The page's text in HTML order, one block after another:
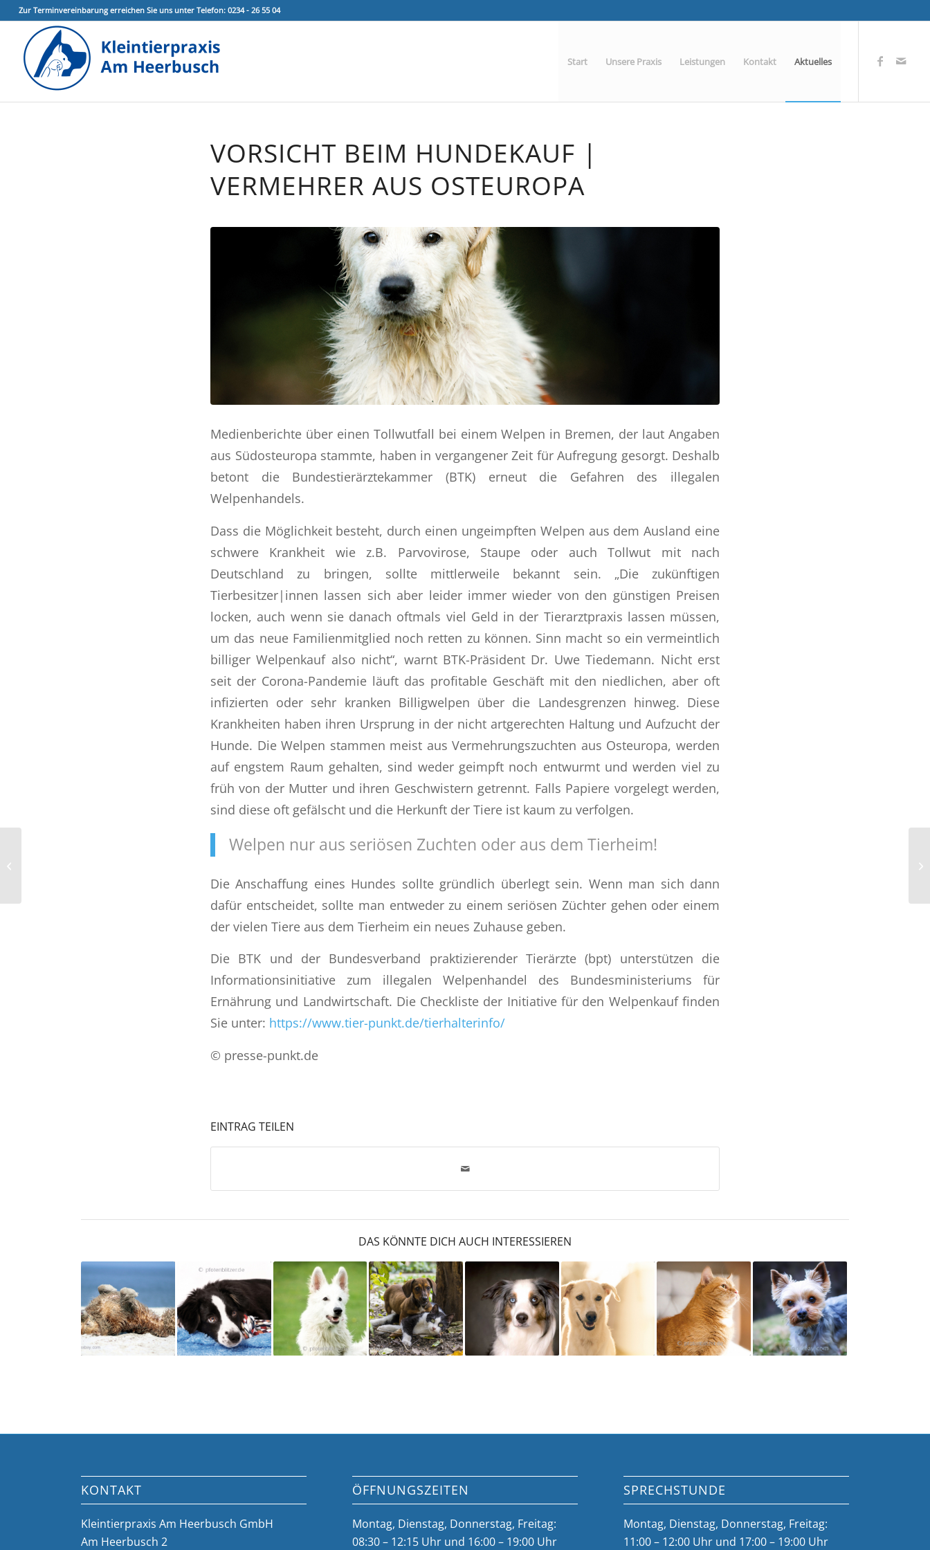
Zur Terminvereinbarung erreichen Sie uns unter Telefon: 0234 - 26 55 04
Start Unsere Praxis Leistungen Kontakt Aktuelles
VORSICHT BEIM HUNDEKAUF |
VERMEHRER AUS OSTEUROPA
Medienberichte über einen Tollwutfall bei einem Welpen in Bremen, der laut Angaben
aus Südosteuropa stammte, haben in vergangener Zeit für Aufregung gesorgt. Deshalb
betont die Bundestierärztekammer (BTK) erneut die Gefahren des illegalen
Welpenhandels.
Dass die Möglichkeit besteht, durch einen ungeimpften Welpen aus dem Ausland eine
schwere Krankheit wie z.B. Parvovirose, Staupe oder auch Tollwut mit nach
Deutschland zu bringen, sollte mittlerweile bekannt sein. „Die zukünftigen
Tierbesitzer|innen lassen sich aber leider immer wieder von den günstigen Preisen
locken, auch wenn sie danach oftmals viel Geld in der Tierarztpraxis lassen müssen,
um das neue Familienmitglied noch retten zu können. Sinn macht so ein vermeintlich
billiger Welpenkauf also nicht“, warnt BTK-Präsident Dr. Uwe Tiedemann. Nicht erst
seit der Corona-Pandemie läuft das profitable Geschäft mit den niedlichen, aber oft
infizierten oder sehr kranken Billigwelpen über die Landesgrenzen hinweg. Diese
Krankheiten haben ihren Ursprung in der nicht artgerechten Haltung und Aufzucht der
Hunde. Die Welpen stammen meist aus Vermehrungszuchten aus Osteuropa, werden
auf engstem Raum gehalten, sind weder geimpft noch entwurmt und werden viel zu
früh von der Mutter und ihren Geschwistern getrennt. Falls Papiere vorgelegt werden,
sind diese oft gefälscht und die Herkunft der Tiere ist kaum zu verfolgen.
Welpen nur aus seriösen Zuchten oder aus dem Tierheim!
Die Anschaffung eines Hundes sollte gründlich überlegt sein. Wenn man sich dann
dafür entscheidet, sollte man entweder zu einem seriösen Züchter gehen oder einem
der vielen Tiere aus dem Tierheim ein neues Zuhause geben.
Die BTK und der Bundesverband praktizierender Tierärzte (bpt) unterstützen die
Informationsinitiative zum illegalen Welpenhandel des Bundesministeriums für
Ernährung und Landwirtschaft. Die Checkliste der Initiative für den Welpenkauf finden
Sie unter: https://www.tier-punkt.de/tierhalterinfo/
© presse-punkt.de
EINTRAG TEILEN
DAS KÖNNTE DICH AUCH INTERESSIEREN
KONTAKT
Kleintierpraxis Am Heerbusch GmbH
Am Heerbusch 2
ÖFFNUNGSZEITEN
Montag, Dienstag, Donnerstag, Freitag:
08:30 – 12:15 Uhr und 16:00 – 19:00 Uhr
SPRECHSTUNDE
Montag, Dienstag, Donnerstag, Freitag:
11:00 – 12:00 Uhr und 17:00 – 19:00 Uhr